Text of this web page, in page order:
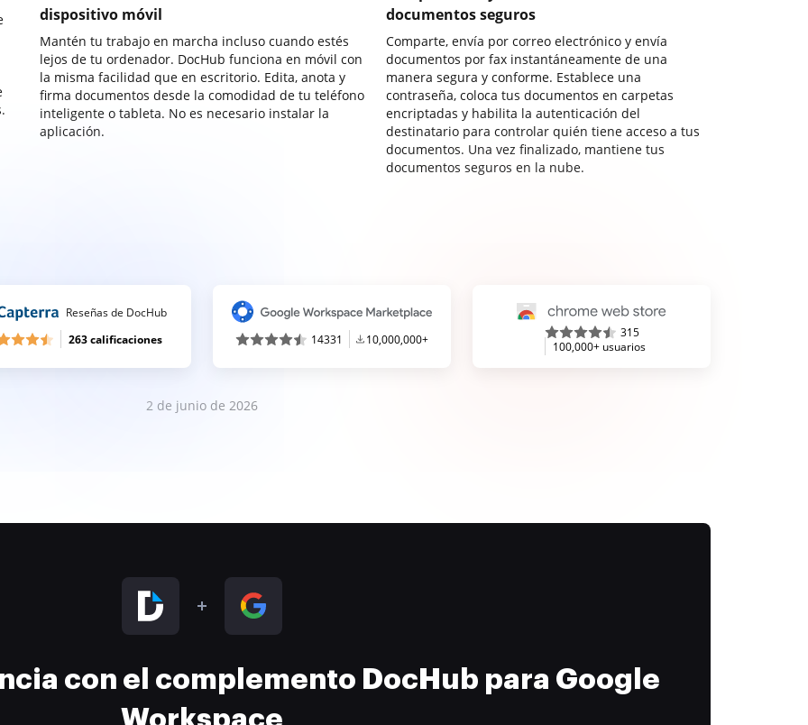
dispositivo móvil
Mantén tu trabajo en marcha incluso cuando estés
lejos de tu ordenador. DocHub funciona en móvil con
la misma facilidad que en escritorio. Edita, anota y
firma documentos desde la comodidad de tu teléfono
inteligente o tableta. No es necesario instalar la
aplicación.
documentos seguros
Comparte, envía por correo electrónico y envía
documentos por fax instantáneamente de una
manera segura y conforme. Establece una
contraseña, coloca tus documentos en carpetas
encriptadas y habilita la autenticación del
destinatario para controlar quién tiene acceso a tus
documentos. Una vez finalizado, mantiene tus
documentos seguros en la nube.
Reseñas de DocHub
263 calificaciones
14331 10,000,000+
315
100,000+ usuarios
2 de junio de 2026
con el complemento DocHub para Google